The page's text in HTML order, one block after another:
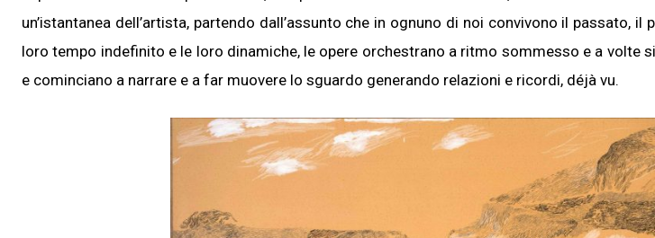
un’istantanea dell’artista, partendo dall’assunto che in ognuno di noi convivono il passato, il
loro tempo indefinito e le loro dinamiche, le opere orchestrano a ritmo sommesso e a volte
e cominciano a narrare e a far muovere lo sguardo generando relazioni e ricordi, déjà vu.